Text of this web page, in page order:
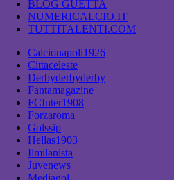
BLOG GUETTA
NUMERICALCIO.IT
TUTTITALENTI.COM
Calcionapoli1926
Cittaceleste
Derbyderbyderby
Fantamagazine
FCInter1908
Forzaroma
Golssip
Hellas1903
Ilmilanista
Juvenews